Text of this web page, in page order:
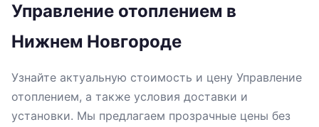
Управление отоплением в
Нижнем Новгороде
Узнайте актуальную стоимость и цену Управление
отоплением, а также условия доставки и
установки. Мы предлагаем прозрачные цены без